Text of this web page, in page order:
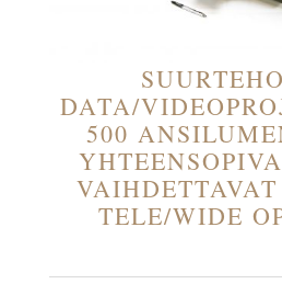
DATA/
500
TELE/WIDE